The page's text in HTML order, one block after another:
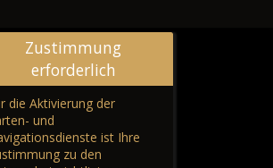
Service
Bad Berleburg
Zustimmung
erforderlich
die Aktivierung der
und
ist Ihre
zu den